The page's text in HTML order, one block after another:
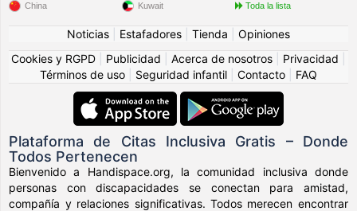
China Kuwait Toda la lista
Noticias Estafadores Tienda
Opiniones
Cookies y RGPD
Publicidad Acerca de nosotros Privacidad
Términos de uso
Seguridad infantil Contacto FAQ
Plataforma de Citas Inclusiva Gratis – Donde
Todos Pertenecen
Bienvenido a Handispace.org, la comunidad inclusiva donde
personas con discapacidades se conectan para amistad,
compañía y relaciones significativas. Todos merecen encontrar